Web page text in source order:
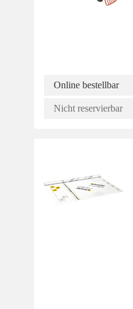
Online bestellbar
Nicht reservierbar